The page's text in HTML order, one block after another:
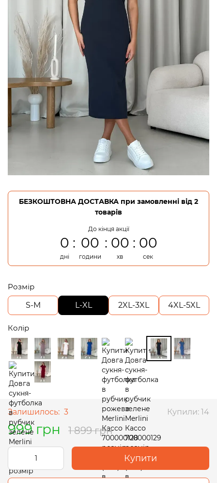
БЕЗКОШТОВНА ДОСТАВКА при замовленні від 2
товарів
До кінця акції
0
дні
00
години
00
хв
00
сек
Розмір
S-M
L-XL 2XL-3XL 4XL-5XL
Колір
Залишилось: 3 Купили: 14
999 грн 1 899 грн
Купити